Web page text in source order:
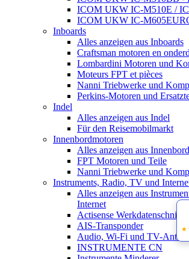
ICOM UKW IC-M510E /
ICOM UKW IC-
Inboards
Alles anzeigen aus Inboards
Craftsman motoren en
Lombardini Motoren und
Moteurs FPT et pièces
Nanni Triebwerke und
Perkins-Motoren und
Indel
Alles anzeigen aus Indel
Für den Reisemobilmarkt
Innenbordmotoren
Alles anzeigen aus
FPT Motoren und Teile
Nanni Triebwerke und
Instruments, Radio, TV und
Alles anzeigen aus
Internet
Actisense Werkdatenschnitt
AIS-Transponder
Audio, Wi-Fi und TV-
INSTRUMENTE CN